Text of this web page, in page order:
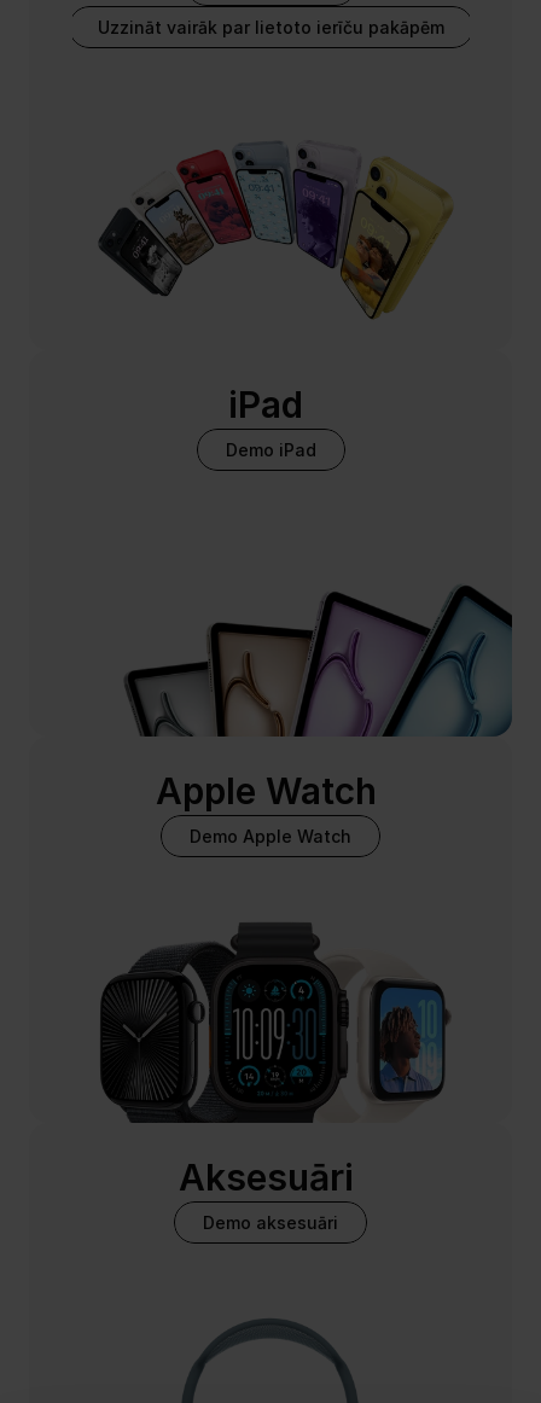
Uzzināt vairāk par lietoto ierīču pakāpēm
iPad
Demo iPad
Apple Watch
Demo Apple Watch
Aksesuāri
Demo aksesuāri